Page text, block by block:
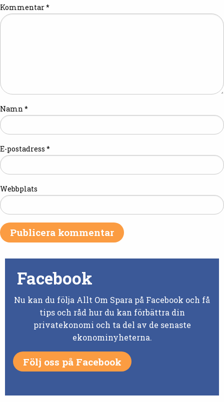
Kommentar*
Namn *
E-postadress *
Webbplats
Facebook
Nu kan du följa Allt Om Spara på Facebook och få
tips och råd hur du kan förbättra din
privatekonomi och ta del av de senaste
ekonominyheterna.
Följ oss på Facebook